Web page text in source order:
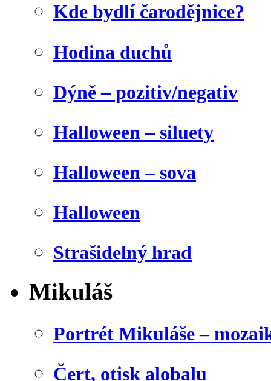
Kde bydlí čarodějnice?
Hodina duchů
Dýně – pozitiv/negativ
Halloween – siluety
Halloween – sova
Halloween
Strašidelný hrad
Mikuláš
Portrét Mikuláše –
Čert, otisk alobalu